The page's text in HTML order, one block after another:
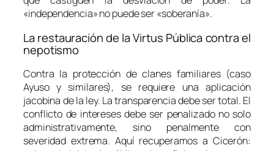
«independencia» no puede ser «soberanía».
La restauración de laVirtus Pública contra el
nepotismo
Contra la protección de clanes familiares (caso
Ayuso y similares), se requiere una aplicación
jacobina de la ley. La transparencia debe ser total. El
conflicto de intereses debe ser penalizado no solo
administrativamente, sino penalmente con
severidad extrema. Aquí recuperamos a Cicerón: